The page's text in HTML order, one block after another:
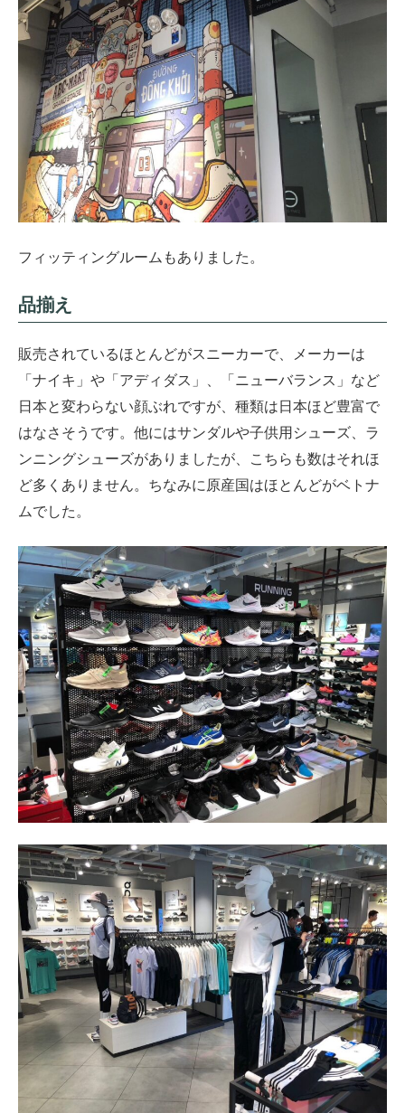
フィッティングルームもありました。
品揃え
販売されているほとんどがスニーカーで、メーカーは
「ナイキ」や「アディダス」、「ニューバランス」など
日本と変わらない顔ぶれですが、種類は日本ほど豊富で
はなさそうです。他にはサンダルや子供用シューズ、ラ
ンニングシューズがありましたが、こちらも数はそれほ
ど多くありません。ちなみに原産国はほとんどがベトナ
ムでした。